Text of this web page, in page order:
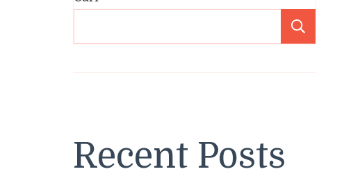
Recent Posts